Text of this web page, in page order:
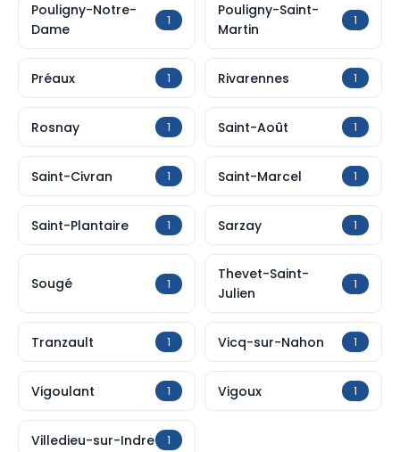
Pouligny-Notre-
Dame
1
Pouligny-Saint-
Martin
1
Préaux 1 Rivarennes 1
Rosnay 1 Saint-Août 1
Saint-Civran 1 Saint-Marcel 1
Saint-Plantaire 1 Sarzay 1
Sougé 1
Thevet-Saint-
Julien
1
Tranzault 1 Vicq-sur-Nahon 1
Vigoulant 1 Vigoux 1
Villedieu-sur-Indre 1